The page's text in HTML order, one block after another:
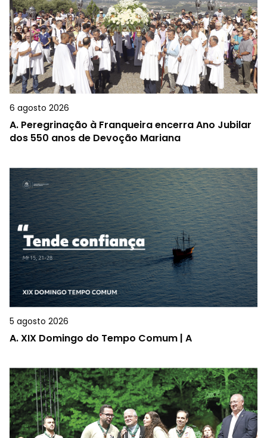
6 agosto 2026
A. Peregrinação à Franqueira encerra Ano Jubilar
dos 550 anos de Devoção Mariana
5 agosto 2026
A.XIX Domingo do Tempo Comum | A